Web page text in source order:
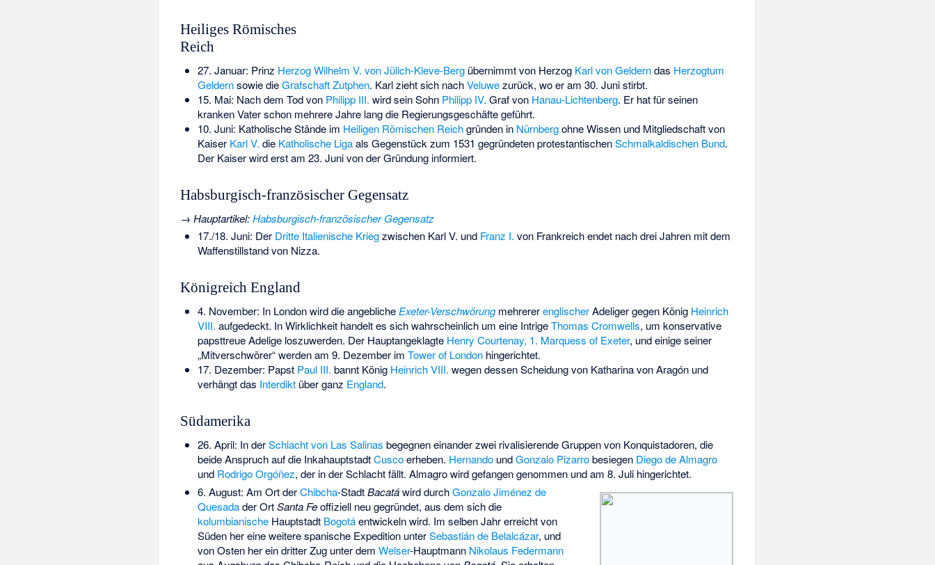
Heiliges Römisches
Reich
27. Januar: Prinz Herzog Wilhelm V. von Jülich-Kleve-Bergübernimmt von Herzog Karl von Gelderndas Herzogtum
Geldernsowie dieGrafschaft Zutphen. Karl zieht sich nachVeluwezurück, wo er am 30. Juni stirbt.
15. Mai: Nach dem Tod von Philipp III. wird sein Sohn Philipp IV. Graf von Hanau-Lichtenberg. Er hat für seinen
kranken Vater schon mehrere Jahre lang die Regierungsgeschäfte geführt.
10. Juni: Katholische Stände im Heiligen Römischen Reichgründen in Nürnbergohne Wissen und Mitgliedschaft von
Kaiser Karl V. die Katholische Ligaals Gegenstück zum 1531 gegründeten protestantischenSchmalkaldischen Bund.
Der Kaiser wird erst am 23. Juni von der Gründung informiert.
Habsburgisch-französischer Gegensatz
→Hauptartikel:Habsburgisch-französischer Gegensatz
17./18. Juni: Der Dritte Italienische Kriegzwischen Karl V. und Franz I. von Frankreich endet nach drei Jahren mit dem
Waffenstillstand von Nizza.
Königreich England
4. November: In London wird die angeblicheExeter-VerschwörungmehrererenglischerAdeliger gegen König Heinrich
VIII. aufgedeckt. In Wirklichkeit handelt es sich wahrscheinlich um eine IntrigeThomas Cromwells, um konservative
papsttreue Adelige loszuwerden. Der Hauptangeklagte Henry Courtenay, 1. Marquess of Exeter, und einige seiner
„Mitverschwörer“ werden am 9. Dezember im Tower of Londonhingerichtet.
17. Dezember: Papst Paul III. bannt König Heinrich VIII. wegen dessen Scheidung von Katharina von Aragónund
verhängt das Interdiktüber ganz England.
Südamerika
26. April: In derSchlacht von Las Salinas begegnen einander zwei rivalisierende Gruppen von Konquistadoren, die
beide Anspruch auf die InkahauptstadtCuscoerheben. HernandoundGonzalo Pizarrobesiegen Diego de Almagro
und Rodrigo Orgóñez, der in der Schlacht fällt. Almagro wird gefangen genommen und am 8. Juli hingerichtet.
6. August: Am Ort derChibcha-StadtBacatáwird durchGonzalo Jiménez de
Quesadader OrtSanta Feoffiziell neu gegründet, aus dem sich die
kolumbianischeHauptstadt Bogotáentwickeln wird. Im selben Jahr erreicht von
Süden her eine weitere spanische Expedition unterSebastián de Belalcázar, und
von Osten her ein dritter Zug unter dem Welser-Hauptmann Nikolaus Federmann